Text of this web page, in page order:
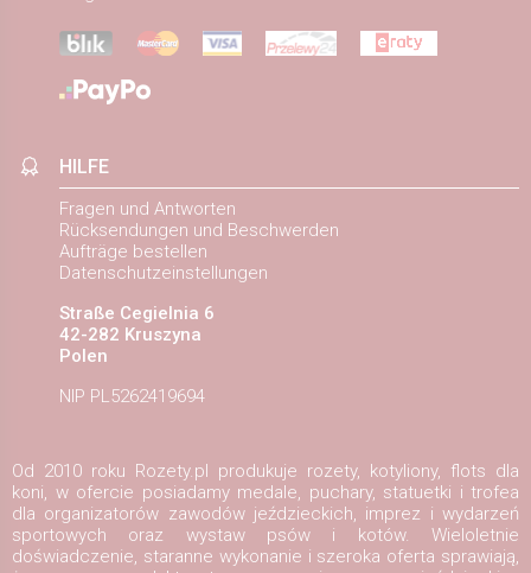
HILFE
Fragen und Antworten
Rücksendungen und Beschwerden
Aufträge bestellen
Datenschutzeinstellungen
Straße Cegielnia 6
42-282 Kruszyna
Polen
NIP PL5262419694
Od 2010 roku Rozety.pl produkuje rozety, kotyliony, flots dla
koni, w ofercie posiadamy medale, puchary, statuetki i trofea
dla organizatorów zawodów jeździeckich, imprez i wydarzeń
sportowych oraz wystaw psów i kotów. Wieloletnie
doświadczenie, staranne wykonanie i szeroka oferta sprawiają,